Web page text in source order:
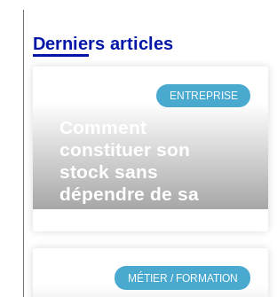
Derniers articles
ENTREPRISE
Comment
constituer son
stock sans
dépendre de sa
banque ?
MÉTIER / FORMATION